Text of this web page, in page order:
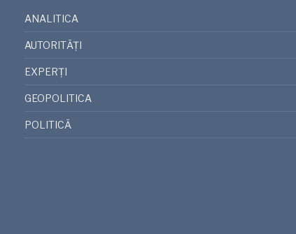
ANALITICA
AUTORITĂȚI
EXPERȚI
GEOPOLITICA
POLITICĂ